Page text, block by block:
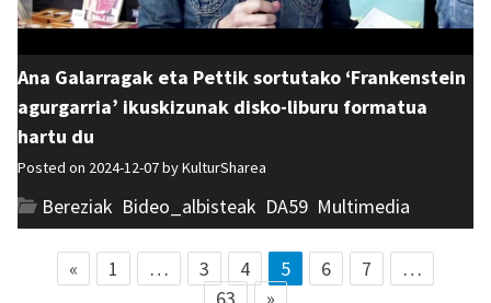
Ana Galarragak eta Pettik sortutako ‘Frankenstein
agurgarria’ ikuskizunak disko-liburu formatua
hartu du
Posted on 2024-12-07 byKulturSharea
Bereziak Bideo_albisteak DA59 Multimedia
« 1 … 3 4 5 6 7
…